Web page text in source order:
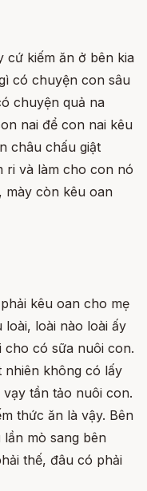
cứ kiếm ăn ở bên kia
có chuyện con sâu
chuyện quả na
nai để con nai kêu
châu chấu giật
ri và làm cho con nó
mày còn kêu oan
kêu oan cho mẹ
loài nào loài ấy
cho có sữa nuôi con.
nhiên không có lấy
tần tảo nuôi con.
thức ăn là vậy. Bên
mò sang bên
thế, đâu có phải